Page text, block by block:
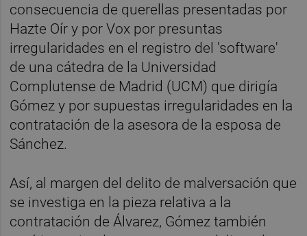
consecuencia de querellas presentadas por
Hazte Oír y por Vox por presuntas
irregularidades en el registro del 'software'
de una cátedra de la Universidad
Complutense de Madrid (UCM) que dirigía
Gómez y por supuestas irregularidades en la
contratación de la asesora de la esposa de
Sánchez.
Así, al margen del delito de malversación que
se investiga en la pieza relativa a la
contratación de Álvarez, Gómez también